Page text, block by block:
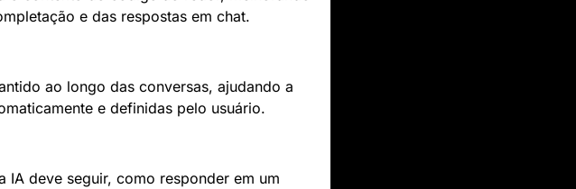
e das respostas em chat.
ao longo das conversas, ajudando a
e definidas pelo usuário.
IA deve seguir, como responder em um